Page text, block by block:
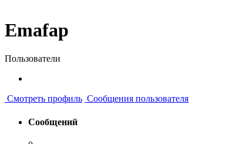
Emafap
Пользователи
Смотреть профиль Сообщения пользователя
Сообщений